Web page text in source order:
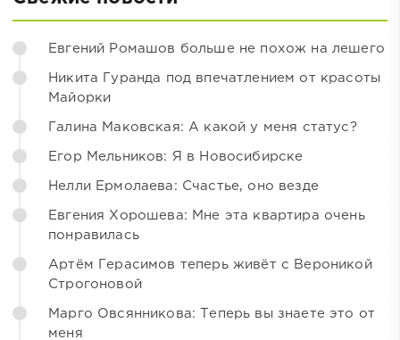
Евгений Ромашов больше не похож на лешего
Никита Гуранда под впечатлением от красоты
Майорки
Галина Маковская: А какой у меня статус?
Егор Мельников: Я в Новосибирске
Нелли Ермолаева: Счастье, оно везде
Евгения Хорошева: Мне эта квартира очень
понравилась
Артём Герасимов теперь живёт с Вероникой
Строгоновой
Марго Овсянникова: Теперь вы знаете это от
меня